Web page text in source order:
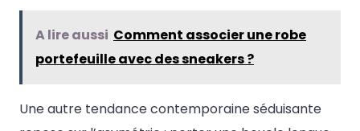
A lire aussi Comment associer une robe
portefeuille avec des sneakers ?
Une autre tendance contemporaine séduisante